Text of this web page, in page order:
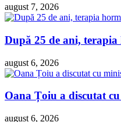
august 7, 2026
După 25 de ani, terapia
august 6, 2026
Oana Țoiu a discutat
august 6, 2026